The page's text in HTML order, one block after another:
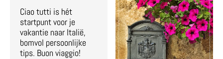
Ciao tutti is hét
startpunt voor je
vakantie naar Italië,
bomvol persoonlijke
tips. Buon viaggio!